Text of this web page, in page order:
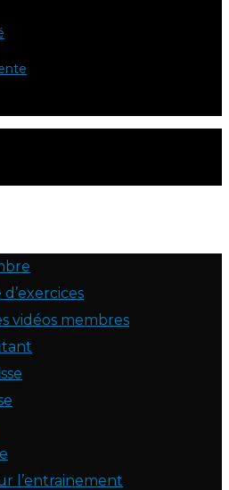
vidéos membres
l’entrainement